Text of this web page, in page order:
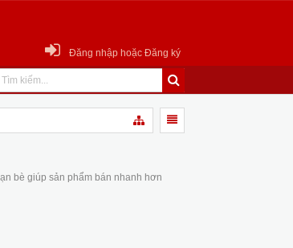
Đăng nhập hoặc Đăng ký
bè giúp sản phẩm bán nhanh hơn